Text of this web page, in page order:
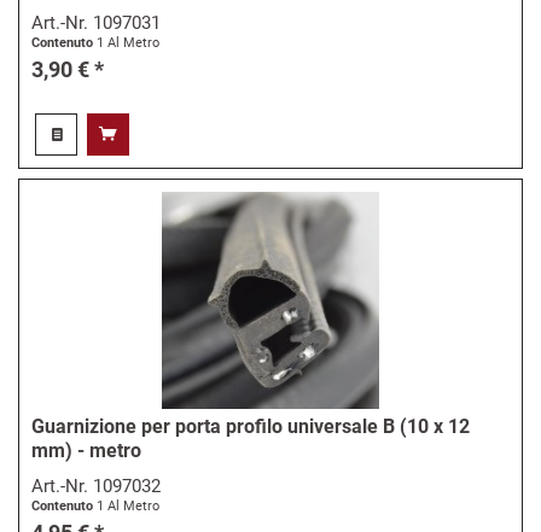
Art.-Nr. 1097031
Contenuto 1 Al Metro
3,90 € *
Guarnizione per porta profilo universale B (10 x 12
mm) - metro
Art.-Nr. 1097032
Contenuto 1 Al Metro